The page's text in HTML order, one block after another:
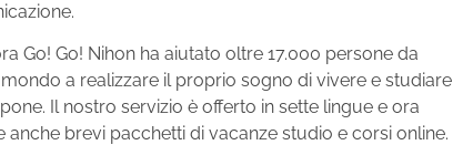
Go! Go! Nihon ha aiutato oltre 17.000 persone da
a realizzare il proprio sogno di vivere e studiare
Il nostro servizio è offerto in sette lingue e ora
anche brevi pacchetti di vacanze studio e corsi online.